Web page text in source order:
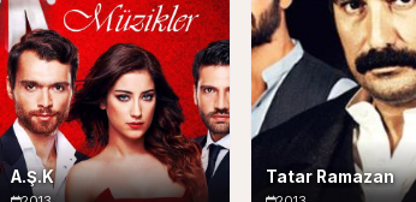
A.Ş.K Tatar Ramazan